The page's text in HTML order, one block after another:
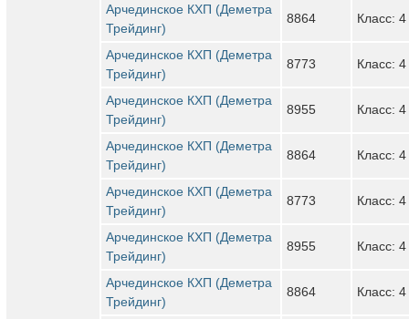
Арчединское КХП (Деметра
Трейдинг)
8864 Класс: 4
Арчединское КХП (Деметра
Трейдинг)
8773 Класс: 4
Арчединское КХП (Деметра
Трейдинг)
8955 Класс: 4
Арчединское КХП (Деметра
Трейдинг)
8864 Класс: 4
Арчединское КХП (Деметра
Трейдинг)
8773 Класс: 4
Арчединское КХП (Деметра
Трейдинг)
8955 Класс: 4
Арчединское КХП (Деметра
Трейдинг)
8864 Класс: 4